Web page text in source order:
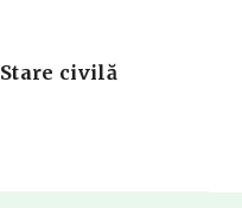
Stare civilă